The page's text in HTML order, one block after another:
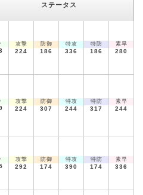
ステータス
攻撃
224
防御
186
特攻
336
特防
186
素早
280
攻撃
224
防御
307
特攻
244
特防
317
素早
244
攻撃
292
防御
174
特攻
390
特防
174
素早
336